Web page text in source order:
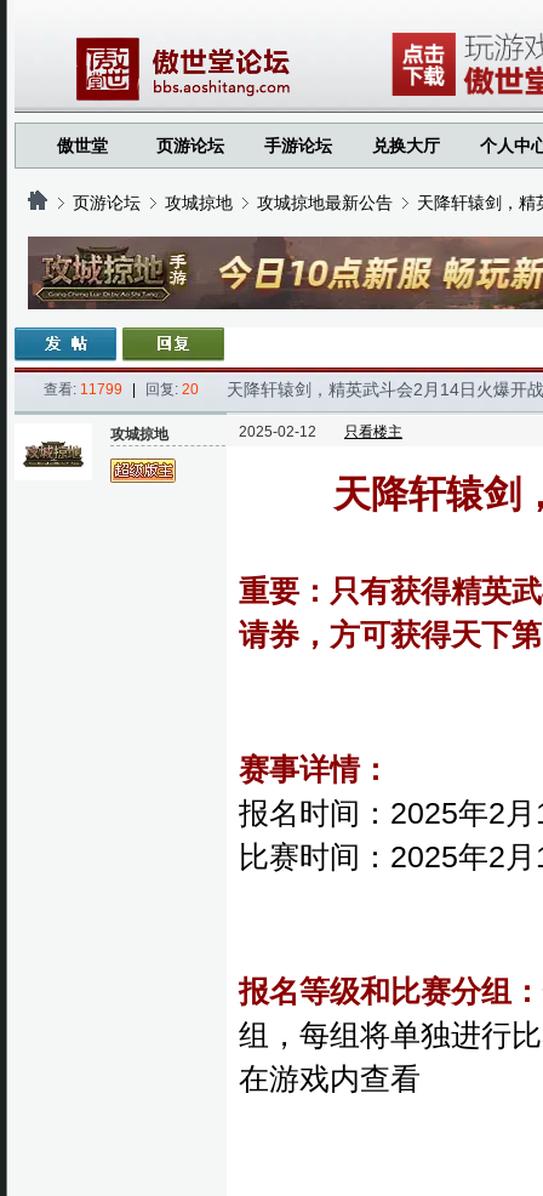
傲世堂 页游论坛 手游论坛 兑换大厅 个人中
›
页游论坛
›
攻城掠地
›
攻城掠地最新公告
›
天降轩辕剑，精
查看: 11799 回复: 20 天降轩辕剑，精英武斗会2月14日火爆开
攻城掠地 2025-02-12 只看楼主
天降轩辕剑
重要：只有获得精英
请券，方可获得天下
赛事详情：
报名时间：2025年2
比赛时间：2025年2
报名等级和比赛分组：
组，每组将单独进行
在游戏内查看